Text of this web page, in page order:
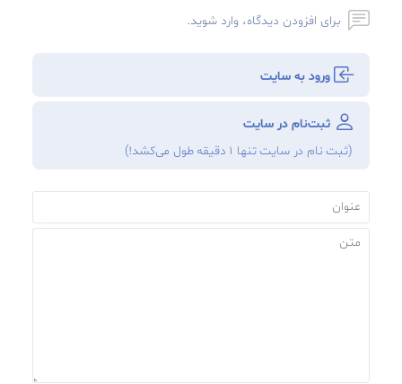
برای افزودن دیدگاه، وارد شوید.
ورود به سایت
ثبت‌نام در سایت
(ثبت نام در سایت تنها ۱ دقیقه طول می‌‌کشد!)